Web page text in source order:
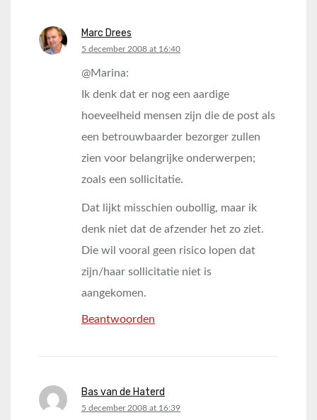
Marc Drees
says:
5 december 2008 at 16:40
@Marina:
Ik denk dat er nog een aardige
hoeveelheid mensen zijn die de post als
een betrouwbaarder bezorger zullen
zien voor belangrijke onderwerpen;
zoals een sollicitatie.
Dat lijkt misschien oubollig, maar ik
denk niet dat de afzender het zo ziet.
Die wil vooral geen risico lopen dat
zijn/haar sollicitatie niet is
aangekomen.
Beantwoorden
Bas van de Haterd
says:
5 december 2008 at 16:39